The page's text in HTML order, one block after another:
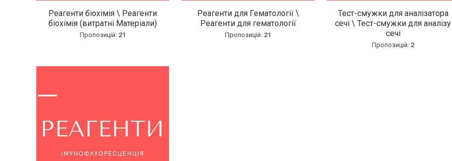
Реагенти біохімія \ Реагенти
біохімія (витратні Матеріали)
21
Реагенти для Гематології \
Реагенти для гематології
21
Тест-смужки для аналізатора
сечі \ Тест-смужки для аналізу
сечі
2